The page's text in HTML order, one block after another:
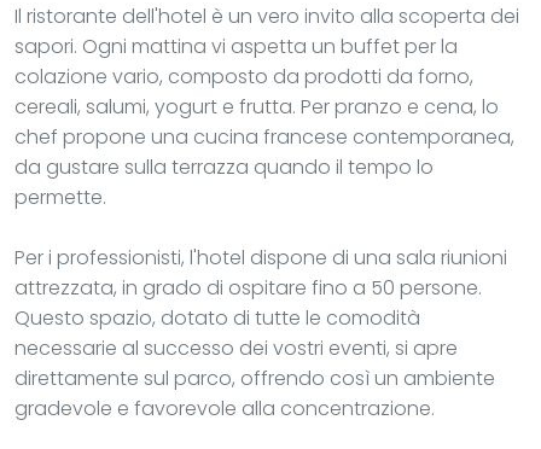
Il ristorante dell'hotel è un vero invito alla scoperta dei
sapori. Ogni mattina vi aspetta un buffet per la
colazione vario, composto da prodotti da forno,
cereali, salumi, yogurt e frutta. Per pranzo e cena, lo
chef propone una cucina francese contemporanea,
da gustare sulla terrazza quando il tempo lo
permette.
Per i professionisti, l'hotel dispone di una sala riunioni
attrezzata, in grado di ospitare fino a 50 persone.
Questo spazio, dotato di tutte le comodità
necessarie al successo dei vostri eventi, si apre
direttamente sul parco, offrendo così un ambiente
gradevole e favorevole alla concentrazione.